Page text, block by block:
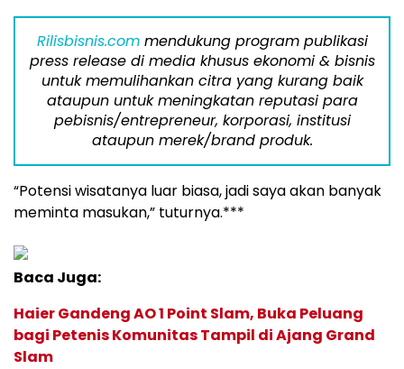
Rilisbisnis.commendukung program publikasi
press release di media khusus ekonomi & bisnis
untuk memulihankan citra yang kurang baik
ataupun untuk meningkatan reputasi para
pebisnis/entrepreneur, korporasi, institusi
ataupun merek/brand produk.
“Potensi wisatanya luar biasa, jadi saya akan banyak
meminta masukan,” tuturnya.***
Baca Juga:
Haier Gandeng AO 1 Point Slam, Buka Peluang
bagi Petenis Komunitas Tampil di Ajang Grand
Slam